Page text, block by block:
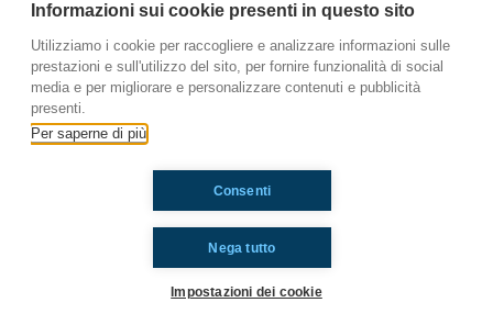
Milano? Chiara ha fatto un giretto per noi in
modo da raccontarcelo!
#OkkinSu www.radioimmaginaria.it
Milano
Ti è piaciuto? Condividilo!
Informazioni sui cookie presenti in questo sito
Utilizziamo i cookie per raccogliere e analizzare informazioni sulle
prestazioni e sull'utilizzo del sito, per fornire funzionalità di social
media e per migliorare e personalizzare contenuti e pubblicità
presenti.
Per saperne di più
Nega tutto
Consenti
Impostazioni dei cookie